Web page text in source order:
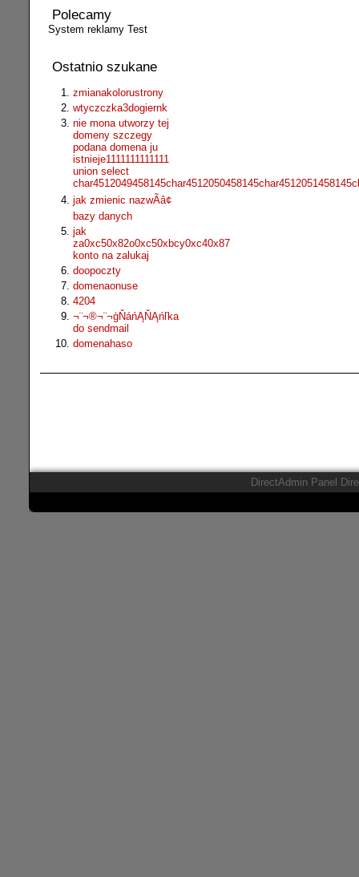
Polecamy
System reklamy Test
Ostatnio szukane
zmianakolorustrony
wtyczczka3dogiernk
nie mona utworzy tej
domeny szczegy
podana domena ju
istnieje1111111111111
union select
jak zmienic nazwÃâ¢
bazy danych
jak
za0xc50x82o0xc50xbcy0xc40x87
konto na zalukaj
doopoczty
domenaonuse
4204
¬¨¬®¬¨¬ģŇáńĄŇĄńľka
do sendmail
domenahaso
DirectAdmin Panel